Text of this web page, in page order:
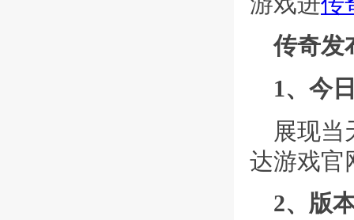
传奇发
1、今
展现当
达游戏官
2、版